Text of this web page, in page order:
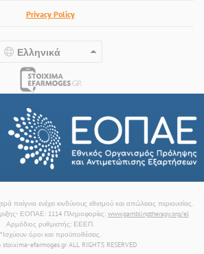
Privacy Policy
Ελληνικά
παίγνια ενέχει κινδύνους εθισμού και απώλειας περιουσίας.
ΕΟΠΑΕ: 1114 Πληροφορίες: www.gamblingtherapy.org/el
Αρμόδιος ρυθμιστής: ΕΕΕΠ.
*Ισχύουν όροι και προϋποθέσεις.
efarmoges.gr ALL RIGHTS RESERVED